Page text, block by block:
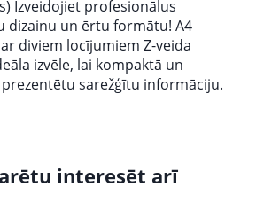
Izveidojiet profesionālus
dizainu un ērtu formātu! A4
diviem locījumiem Z-veida
izvēle, lai kompaktā un
sarežģītu informāciju.
interesēt arī